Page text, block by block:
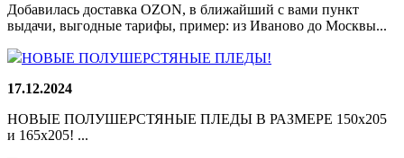
Добавилась доставка OZON, в ближайший с вами пункт
выдачи, выгодные тарифы, пример: из Иваново до Москвы...
НОВЫЕ ПОЛУШЕРСТЯНЫЕ ПЛЕДЫ!
17.12.2024
НОВЫЕ ПОЛУШЕРСТЯНЫЕ ПЛЕДЫ В РАЗМЕРЕ 150х205
и 165х205! ...